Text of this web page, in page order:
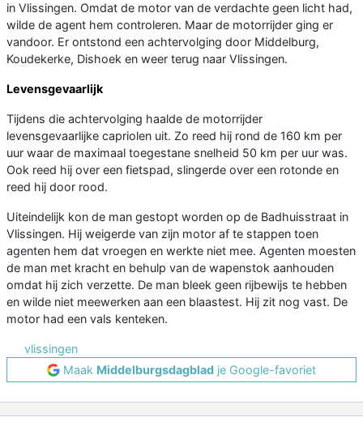
in Vlissingen. Omdat de motor van de verdachte geen licht had,
wilde de agent hem controleren. Maar de motorrijder ging er
vandoor. Er ontstond een achtervolging door Middelburg,
Koudekerke, Dishoek en weer terug naar Vlissingen.
Levensgevaarlijk
Tijdens die achtervolging haalde de motorrijder
levensgevaarlijke capriolen uit. Zo reed hij rond de 160 km per
uur waar de maximaal toegestane snelheid 50 km per uur was.
Ook reed hij over een fietspad, slingerde over een rotonde en
reed hij door rood.
Uiteindelijk kon de man gestopt worden op de Badhuisstraat in
Vlissingen. Hij weigerde van zijn motor af te stappen toen
agenten hem dat vroegen en werkte niet mee. Agenten moesten
de man met kracht en behulp van de wapenstok aanhouden
omdat hij zich verzette. De man bleek geen rijbewijs te hebben
en wilde niet meewerken aan een blaastest. Hij zit nog vast. De
motor had een vals kenteken.
vlissingen
Maak Middelburgsdagblad je Google-favoriet